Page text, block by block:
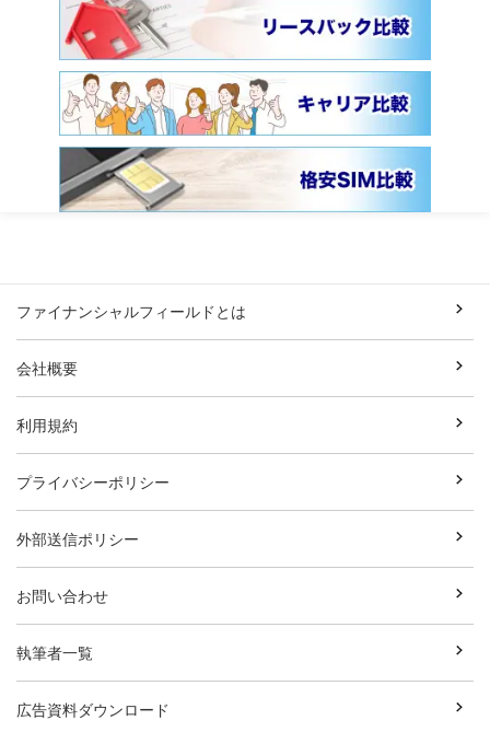
ファイナンシャルフィールドとは
会社概要
利用規約
プライバシーポリシー
外部送信ポリシー
お問い合わせ
執筆者一覧
広告資料ダウンロード